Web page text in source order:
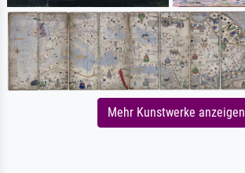
Mehr Kunstwerke anzeigen